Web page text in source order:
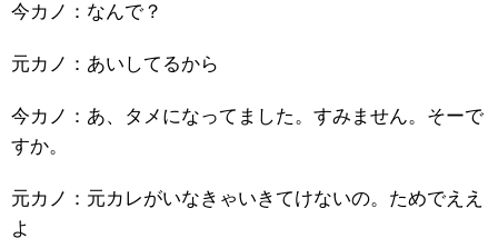
今カノ：なんで？
元カノ：あいしてるから
今カノ：あ、タメになってました。すみません。そーで
すか。
元カノ：元カレがいなきゃいきてけないの。ためでええ
よ